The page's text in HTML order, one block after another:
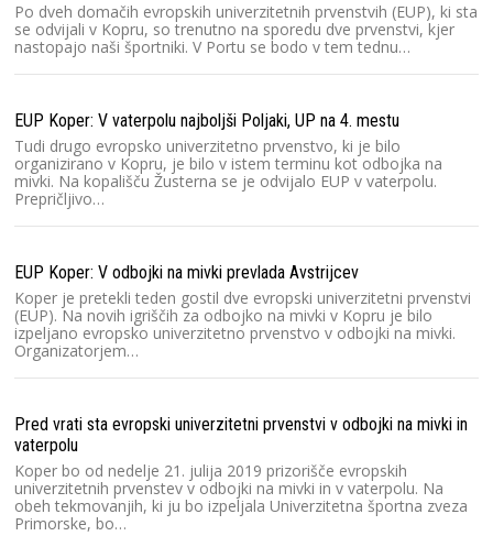
Po dveh domačih evropskih univerzitetnih prvenstvih (EUP), ki sta
se odvijali v Kopru, so trenutno na sporedu dve prvenstvi, kjer
nastopajo naši športniki. V Portu se bodo v tem tednu…
EUP Koper: V vaterpolu najboljši Poljaki, UP na 4. mestu
Tudi drugo evropsko univerzitetno prvenstvo, ki je bilo
organizirano v Kopru, je bilo v istem terminu kot odbojka na
mivki. Na kopališču Žusterna se je odvijalo EUP v vaterpolu.
Prepričljivo…
EUP Koper: V odbojki na mivki prevlada Avstrijcev
Koper je pretekli teden gostil dve evropski univerzitetni prvenstvi
(EUP). Na novih igriščih za odbojko na mivki v Kopru je bilo
izpeljano evropsko univerzitetno prvenstvo v odbojki na mivki.
Organizatorjem…
Pred vrati sta evropski univerzitetni prvenstvi v odbojki na mivki in
vaterpolu
Koper bo od nedelje 21. julija 2019 prizorišče evropskih
univerzitetnih prvenstev v odbojki na mivki in v vaterpolu. Na
obeh tekmovanjih, ki ju bo izpeljala Univerzitetna športna zveza
Primorske, bo…